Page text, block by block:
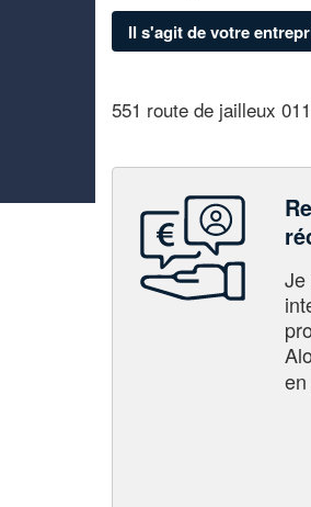
Il s'agit de votre
551 route de jailleux
Je